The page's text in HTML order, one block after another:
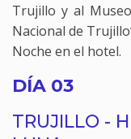
Trujillo y al
Nacional de
Noche en el hotel.
DÍA 03
TRUJILLO -